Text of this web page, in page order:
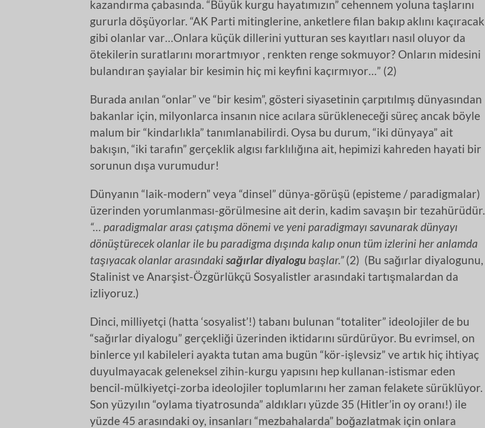
kazandırma çabasında. “Büyük kurgu hayatımızın” cehennem yoluna taşlarını
gururla döşüyorlar. “AK Parti mitinglerine, anketlere filan bakıp aklını kaçıracak
gibi olanlar var…Onlara küçük dillerini yutturan ses kayıtları nasıl oluyor da
ötekilerin suratlarını morartmıyor , renkten renge sokmuyor? Onların midesini
bulandıran şayialar bir kesimin hiç mi keyfini kaçırmıyor…” (2)
Burada anılan “onlar” ve “bir kesim”, gösteri siyasetinin çarpıtılmış dünyasından
bakanlar için, milyonlarca insanın nice acılara sürükleneceği süreç ancak böyle
malum bir “kindarlıkla” tanımlanabilirdi. Oysa bu durum, “iki dünyaya” ait
bakışın, “iki tarafın” gerçeklik algısı farklılığına ait, hepimizi kahreden hayati bir
sorunun dışa vurumudur!
Dünyanın “laik-modern” veya “dinsel” dünya-görüşü (episteme / paradigmalar)
üzerinden yorumlanması-görülmesine ait derin, kadim savaşın bir tezahürüdür.
“… paradigmalar arası çatışma dönemi ve yeni paradigmayı savunarak dünyayı
dönüştürecek olanlar ile bu paradigma dışında kalıp onun tüm izlerini her anlamda
taşıyacak olanlar arasındakisağırlar diyalogu başlar.”(2) (Bu sağırlar diyalogunu,
Stalinist ve Anarşist-Özgürlükçü Sosyalistler arasındaki tartışmalardan da
izliyoruz.)
Dinci, milliyetçi (hatta ‘sosyalist’!) tabanı bulunan “totaliter” ideolojiler de bu
“sağırlar diyalogu” gerçekliği üzerinden iktidarını sürdürüyor. Bu evrimsel, on
binlerce yıl kabileleri ayakta tutan ama bugün “kör-işlevsiz” ve artık hiç ihtiyaç
duyulmayacak geleneksel zihin-kurgu yapısını hep kullanan-istismar eden
bencil-mülkiyetçi-zorba ideolojiler toplumlarını her zaman felakete sürüklüyor.
Son yüzyılın “oylama tiyatrosunda” aldıkları yüzde 35 (Hitler’in oy oranı!) ile
yüzde 45 arasındaki oy, insanları “mezbahalarda” boğazlatmak için onlara